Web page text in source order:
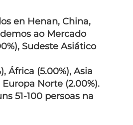
en Henan, China,
ao Mercado
Sudeste Asiático
África (5.00%), Asia
Norte (2.00%).
51-100 persoas na